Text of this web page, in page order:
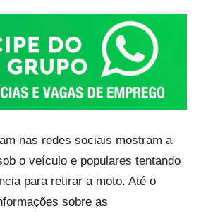
nas redes sociais mostram a
o veículo e populares tentando
para retirar a moto. Até o
sobre as